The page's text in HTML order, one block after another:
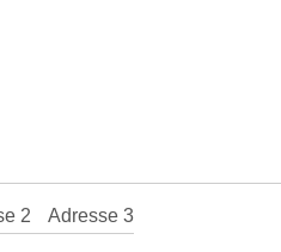
2 Adresse 3